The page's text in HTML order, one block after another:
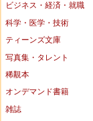
ビジネス・経済・就職
科学・医学・技術
ティーンズ文庫
写真集・タレント
稀覯本
オンデマンド書籍
雑誌